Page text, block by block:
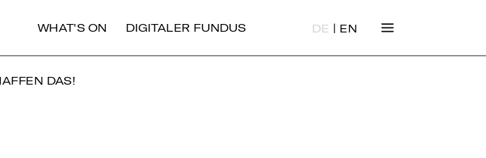
WHAT'S ON DIGITALER FUNDUS DE | EN
DAS!